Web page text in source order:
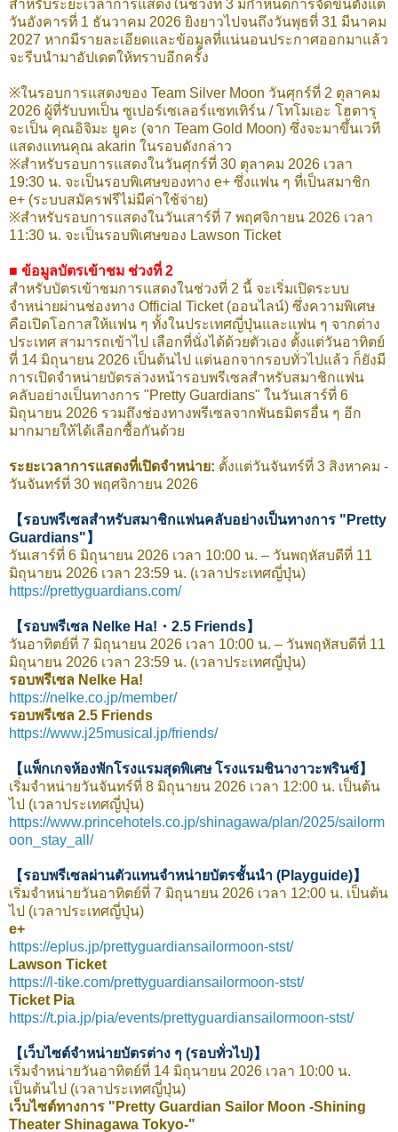
สำหรับระยะเวลาการแสดงในช่วงที่ 3 มีกำหนดการจัดขึ้นตั้งแต่
วันอังคารที่ 1 ธันวาคม 2026 ยิงยาวไปจนถึงวันพุธที่ 31 มีนาคม
2027 หากมีรายละเอียดและข้อมูลที่แน่นอนประกาศออกมาแล้ว
จะรีบนำมาอัปเดตให้ทราบอีกครั้ง
※ในรอบการแสดงของ Team Silver Moon วันศุกร์ที่ 2 ตุลาคม
2026 ผู้ที่รับบทเป็น ซูเปอร์เซเลอร์แซทเทิร์น / โทโมเอะ โฮตารุ
จะเป็น คุณอิจิมะ ยูคะ (จาก Team Gold Moon) ซึ่งจะมาขึ้นเวที
แสดงแทนคุณ akarin ในรอบดังกล่าว
※สำหรับรอบการแสดงในวันศุกร์ที่ 30 ตุลาคม 2026 เวลา
19:30 น. จะเป็นรอบพิเศษของทาง e+ ซึ่งแฟน ๆ ที่เป็นสมาชิก
e+ (ระบบสมัครฟรีไม่มีค่าใช้จ่าย)
※สำหรับรอบการแสดงในวันเสาร์ที่ 7 พฤศจิกายน 2026 เวลา
11:30 น. จะเป็นรอบพิเศษของ Lawson Ticket
■ ข้อมูลบัตรเข้าชม ช่วงที่ 2
สำหรับบัตรเข้าชมการแสดงในช่วงที่ 2 นี้ จะเริ่มเปิดระบบ
จำหน่ายผ่านช่องทาง Official Ticket (ออนไลน์) ซึ่งความพิเศษ
คือเปิดโอกาสให้แฟน ๆ ทั้งในประเทศญี่ปุ่นและแฟน ๆ จากต่าง
ประเทศ สามารถเข้าไป เลือกที่นั่งได้ด้วยตัวเอง ตั้งแต่วันอาทิตย์
ที่ 14 มิถุนายน 2026 เป็นต้นไป แต่นอกจากรอบทั่วไปแล้ว ก็ยังมี
การเปิดจำหน่ายบัตรล่วงหน้ารอบพรีเซลสำหรับสมาชิกแฟน
คลับอย่างเป็นทางการ "Pretty Guardians" ในวันเสาร์ที่ 6
มิถุนายน 2026 รวมถึงช่องทางพรีเซลจากพันธมิตรอื่น ๆ อีก
มากมายให้ได้เลือกซื้อกันด้วย
ระยะเวลาการแสดงที่เปิดจำหน่าย: ตั้งแต่วันจันทร์ที่ 3 สิงหาคม -
วันจันทร์ที่ 30 พฤศจิกายน 2026
【รอบพรีเซลสำหรับสมาชิกแฟนคลับอย่างเป็นทางการ "Pretty
Guardians"】
วันเสาร์ที่ 6 มิถุนายน 2026 เวลา 10:00 น. – วันพฤหัสบดีที่ 11
มิถุนายน 2026 เวลา 23:59 น. (เวลาประเทศญี่ปุ่น)
https://prettyguardians.com/
【รอบพรีเซล Nelke Ha!・2.5 Friends】
วันอาทิตย์ที่ 7 มิถุนายน 2026 เวลา 10:00 น. – วันพฤหัสบดีที่ 11
มิถุนายน 2026 เวลา 23:59 น. (เวลาประเทศญี่ปุ่น)
รอบพรีเซล Nelke Ha!
https://nelke.co.jp/member/
รอบพรีเซล 2.5 Friends
https://www.j25musical.jp/friends/
【แพ็กเกจห้องพักโรงแรมสุดพิเศษ โรงแรมชินางาวะพรินซ์】
เริ่มจำหน่ายวันจันทร์ที่ 8 มิถุนายน 2026 เวลา 12:00 น. เป็นต้น
ไป (เวลาประเทศญี่ปุ่น)
https://www.princehotels.co.jp/shinagawa/plan/2025/sailorm
oon_stay_all/
【รอบพรีเซลผ่านตัวแทนจำหน่ายบัตรชั้นนำ (Playguide)】
เริ่มจำหน่ายวันอาทิตย์ที่ 7 มิถุนายน 2026 เวลา 12:00 น. เป็นต้น
ไป (เวลาประเทศญี่ปุ่น)
e+
https://eplus.jp/prettyguardiansailormoon-stst/
Lawson Ticket
https://l-tike.com/prettyguardiansailormoon-stst/
Ticket Pia
https://t.pia.jp/pia/events/prettyguardiansailormoon-stst/
【เว็บไซต์จำหน่ายบัตรต่าง ๆ (รอบทั่วไป)】
เริ่มจำหน่ายวันอาทิตย์ที่ 14 มิถุนายน 2026 เวลา 10:00 น.
เป็นต้นไป (เวลาประเทศญี่ปุ่น)
เว็บไซต์ทางการ "Pretty Guardian Sailor Moon -Shining
Theater Shinagawa Tokyo-"